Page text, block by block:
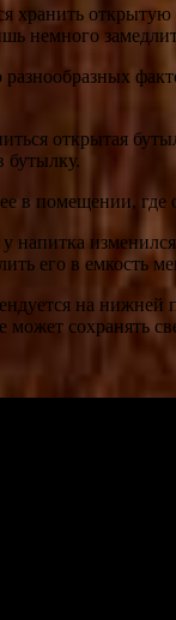
немного
открытая
бутылку.
в помещении, где
напитка
его в емкость
на
может сохранять